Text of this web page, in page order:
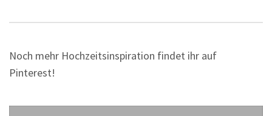
Noch mehr Hochzeitsinspiration findet ihr auf
Pinterest!